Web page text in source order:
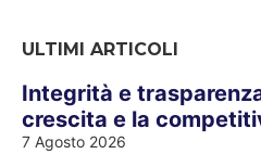
ULTIMI ARTICOLI
Integrità e
crescita e la
7 Agosto 2026